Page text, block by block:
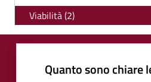
Viabilità (2)
Quanto sono chiare